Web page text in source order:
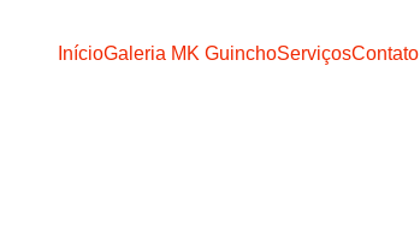
InícioGaleria MK GuinchoServiçosContato